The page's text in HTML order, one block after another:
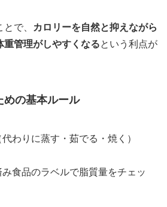
で、
カロリーを自然と抑えながら
重管理がしやすくなるという利点が
めの基本ルール
わりに蒸す・茹でる・焼く）
食品のラベルで脂質量をチェッ